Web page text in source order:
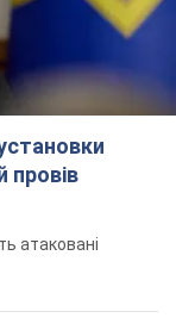
кількість
силі, танках
підходи":